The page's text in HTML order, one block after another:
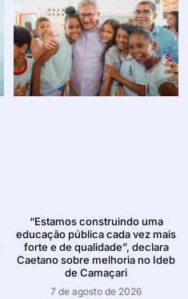
“Estamos construindo uma
educação pública cada vez mais
forte e de qualidade”, declara
Caetano sobre melhoria no Ideb
de Camaçari
7 de agosto de 2026